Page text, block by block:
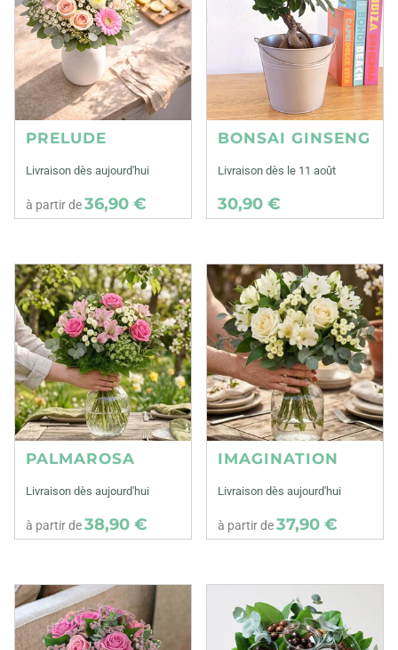
PRELUDE
Livraison dès aujourd'hui
à partir de36,90 €
BONSAI GINSENG
Livraison dès le 11 août
30,90 €
PALMAROSA
Livraison dès aujourd'hui
à partir de38,90 €
IMAGINATION
Livraison dès aujourd'hui
à partir de37,90 €